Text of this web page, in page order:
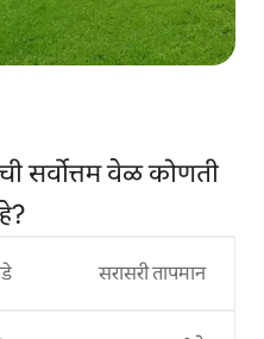
सर्वोत्तम वेळ कोणती
सरासरी तापमान